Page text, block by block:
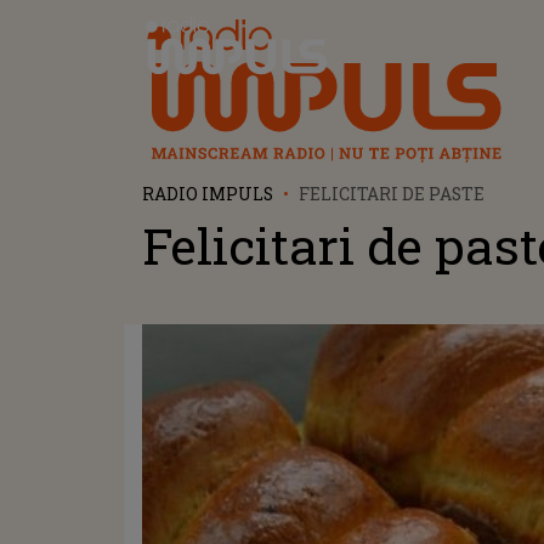
Radio Impuls
RADIO IMPULS FELICITARI DE PASTE
Felicitari de